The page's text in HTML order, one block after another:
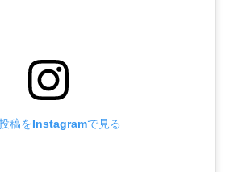
稿をInstagramで見る